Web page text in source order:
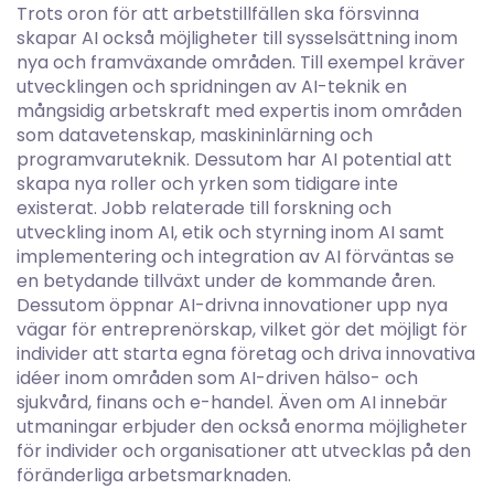
Trots oron för att arbetstillfällen ska försvinna
skapar AI också möjligheter till sysselsättning inom
nya och framväxande områden. Till exempel kräver
utvecklingen och spridningen av AI-teknik en
mångsidig arbetskraft med expertis inom områden
som datavetenskap, maskininlärning och
programvaruteknik. Dessutom har AI potential att
skapa nya roller och yrken som tidigare inte
existerat. Jobb relaterade till forskning och
utveckling inom AI, etik och styrning inom AI samt
implementering och integration av AI förväntas se
en betydande tillväxt under de kommande åren.
Dessutom öppnar AI-drivna innovationer upp nya
vägar för entreprenörskap, vilket gör det möjligt för
individer att starta egna företag och driva innovativa
idéer inom områden som AI-driven hälso- och
sjukvård, finans och e-handel. Även om AI innebär
utmaningar erbjuder den också enorma möjligheter
för individer och organisationer att utvecklas på den
föränderliga arbetsmarknaden.